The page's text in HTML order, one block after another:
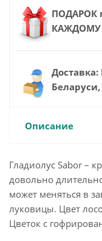
ПОДАРОК
КАЖДОМУ
Описание
Гладиолус Sabor –
довольно
может меняться в
луковицы. Цвет
Цветок с